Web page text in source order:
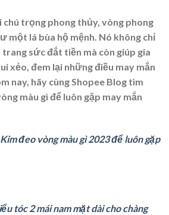
trọng phong thủy, vòng phong
một lá bùa hộ mệnh. Nó không chỉ
sức đắt tiền mà còn giúp gia
xẻo, đem lại những điều may mắn
nay, hãy cùng Shopee Blog tìm
màu gì để luôn gặp may mắn
đeo vòng màu gì 2023 để luôn gặp
tóc 2 mái nam mặt dài cho chàng